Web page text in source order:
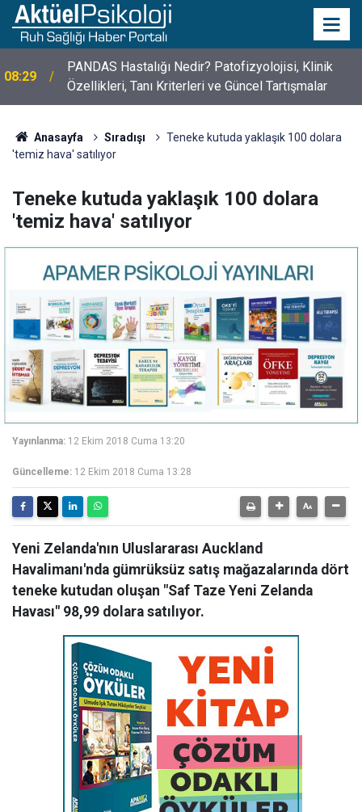
PANDAS Hastalığı Nedir? Patofizyolojisi, Klinik
Özellikleri, Tanı Kriterleri ve Güncel Tartışmalar
10:30
10 Mayıs Psikologlar Günü Nasıl Ortaya Çıktı? 10
Mayıs Tarihinin Hikayesi
Anasayfa Sıradışı
Teneke kutuda yaklaşık 100 dolara
'temiz hava' satılıyor
Teneke kutuda yaklaşık 100 dolara
'temiz hava' satılıyor
Yayınlanma: 12 Ekim 2018 Cuma 13:20
Güncelleme: 12 Ekim 2018 Cuma 13:28
Yeni Zelanda'nın Uluslararası Auckland
Havalimanı'nda gümrüksüz satış mağazalarında dört
teneke kutudan oluşan "Saf Taze Yeni Zelanda
Havası" 98,99 dolara satılıyor.